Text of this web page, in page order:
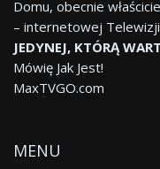
Domu, obecnie
– internetowej
JEDYNEJ, KTÓRĄ
Mówię Jak Jest!
MaxTVGO.com
MENU